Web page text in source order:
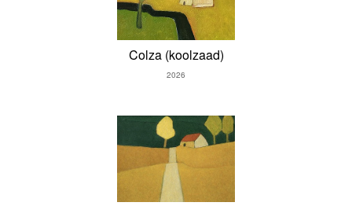
Colza (koolzaad)
2026